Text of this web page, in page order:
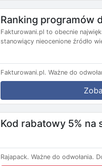
Ranking programów
Fakturowani.pl to obecnie
stanowiący nieocenione źródło
Fakturowani.pl. Ważne do
Kod rabatowy 5% na
Rajapack. Ważne do odwołania.